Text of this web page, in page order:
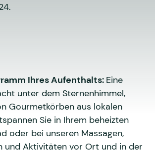
Ihres Aufenthalts: Eine
unter dem Sternenhimmel,
Gourmetkörben aus lokalen
Sie in Ihrem beheizten
oder bei unseren Massagen,
und Aktivitäten vor Ort und in der